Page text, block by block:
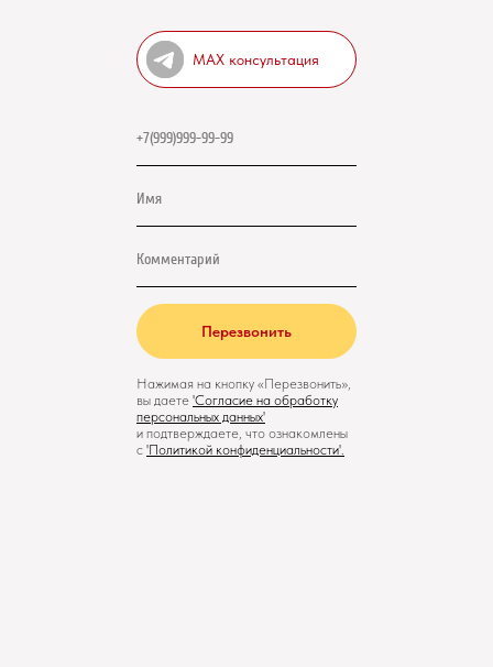
Перезвонить
Нажимая на кнопку «Перезвонить»,
вы даете 'Cогласие на обработку
персональных данных'
и подтверждаете, что ознакомлены
с 'Политикой конфиденциальности'.
MAX консультация